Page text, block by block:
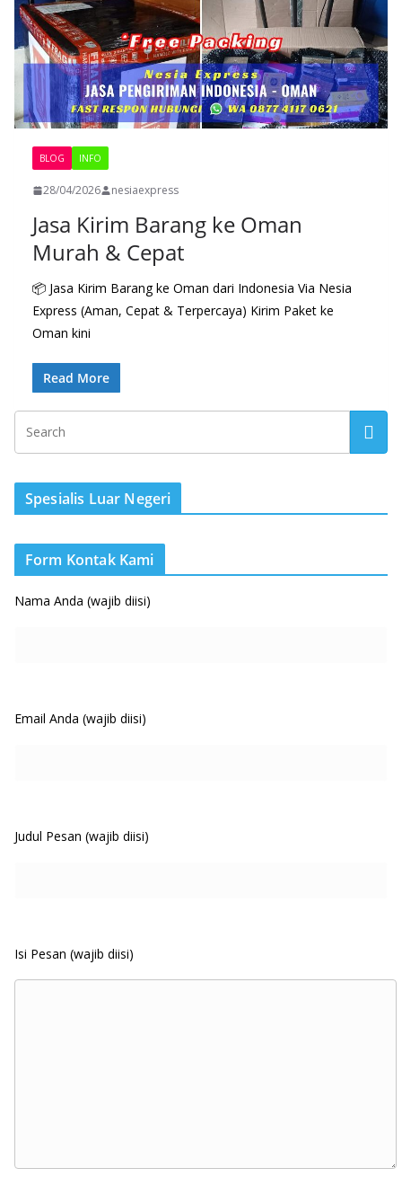
BLOG INFO
28/04/2026 nesiaexpress
Jasa Kirim Barang ke Oman
Murah & Cepat
📦 Jasa Kirim Barang ke Oman dari Indonesia Via Nesia
Express (Aman, Cepat & Terpercaya) Kirim Paket ke
Oman kini
Read More
Spesialis Luar Negeri
Form Kontak Kami
Nama Anda (wajib diisi)
Email Anda (wajib diisi)
Judul Pesan (wajib diisi)
Isi Pesan (wajib diisi)